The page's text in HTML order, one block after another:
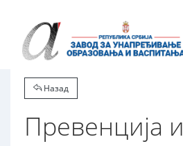
Назад
Превенција и